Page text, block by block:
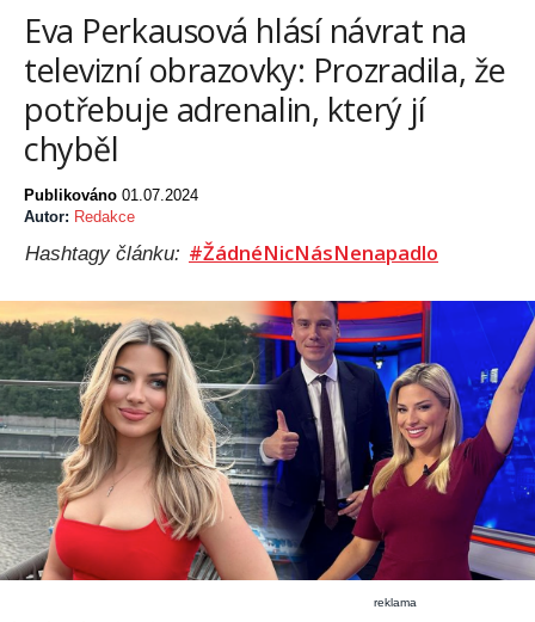
Eva Perkausová hlásí návrat na
televizní obrazovky: Prozradila, že
potřebuje adrenalin, který jí
chyběl
Publikováno 01.07.2024
Autor: Redakce
Hashtagy článku: #ŽádnéNicNásNenapadlo
reklama